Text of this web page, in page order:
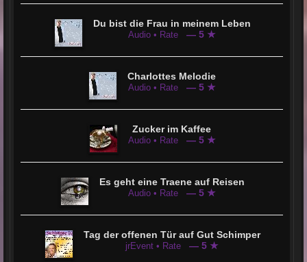
Du bist die Frau in meinem Leben
Audio • Rate — 5 ★
Charlottes Melodie
Audio • Rate — 5 ★
Zucker im Kaffee
Audio • Rate — 5 ★
Es geht eine Traene auf Reisen
Audio • Rate — 5 ★
Tag der offenen Tür auf Gut Schimper
jrEvent • Rate — 5 ★